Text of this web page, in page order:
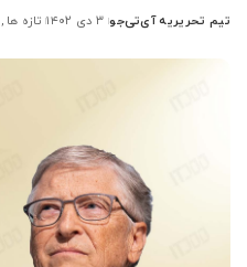
ارسال
تیم تحریریه آی‌تی‌جو ۳ دی ۱۴۰۲ تازه ها